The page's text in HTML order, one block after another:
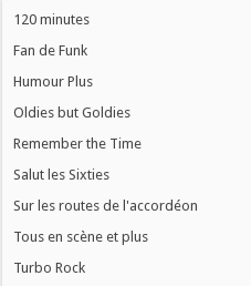
120 minutes
Fan de Funk
Humour Plus
Oldies but Goldies
Remember the Time
Salut les Sixties
Sur les routes de l'accordéon
Tous en scène et plus
Turbo Rock